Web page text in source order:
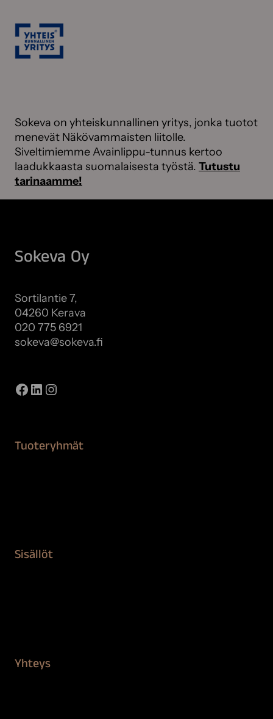
Sokeva on yhteiskunnallinen yritys, jonka tuotot
menevät Näkövammaisten liitolle.
Siveltimiemme Avainlippu-tunnus kertoo
laadukkaasta suomalaisesta työstä. Tutustu
tarinaamme!
Sokeva Oy
Sortilantie 7,
04260 Kerava
020 775 6921
sokeva@sokeva.fi
Facebook
LinkedIn
Instagram
Tuoteryhmät
Sisällöt
Yhteys